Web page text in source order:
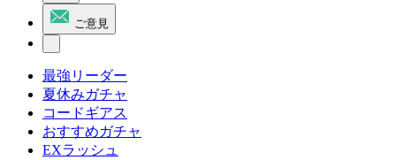
ご意見
最強リーダー
夏休みガチャ
コードギアス
おすすめガチャ
EXラッシュ